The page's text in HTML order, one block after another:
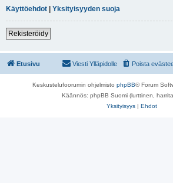
Käyttöehdot | Yksityisyyden suoja
Rekisteröidy
Etusivu Poista
Viesti Ylläpidolle
Keskustelufoorumin ohjelmisto phpBB® Forum
Käännös: phpBB Suomi (lurttinen,
Yksityisyys | Ehdot